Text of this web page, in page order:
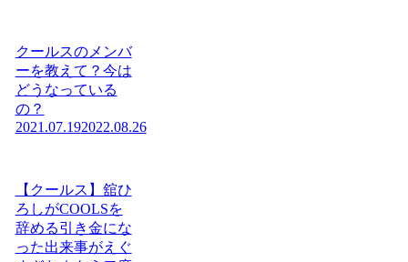
クールスのメンバ
ーを教えて？今は
どうなっている
の？
2021.07.192022.08.26
【クールス】舘ひ
ろしがCOOLSを
辞める引き金にな
った出来事がえぐ